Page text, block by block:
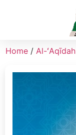
Home / Al-ʻAqīdah